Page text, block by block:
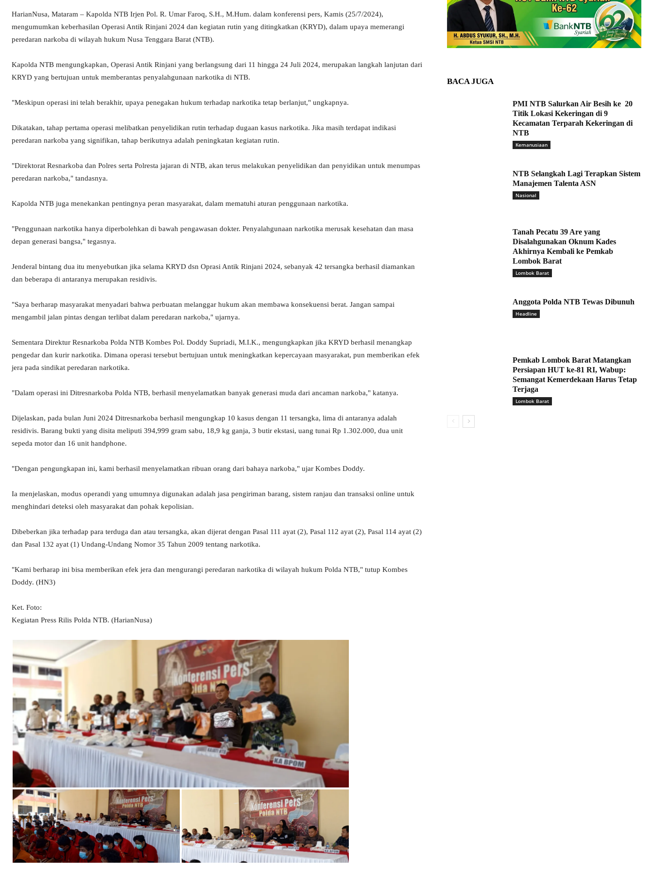
HarianNusa, Mataram – Kapolda NTB Irjen Pol. R. Umar Faroq, S.H., M.Hum. dalam konferensi pers, Kamis (25/7/2024),
mengumumkan keberhasilan Operasi Antik Rinjani 2024 dan kegiatan rutin yang ditingkatkan (KRYD), dalam upaya memerangi
peredaran narkoba di wilayah hukum Nusa Tenggara Barat (NTB).
Kapolda NTB mengungkapkan, Operasi Antik Rinjani yang berlangsung dari 11 hingga 24 Juli 2024, merupakan langkah lanjutan dari
KRYD yang bertujuan untuk memberantas penyalahgunaan narkotika di NTB.
"Meskipun operasi ini telah berakhir, upaya penegakan hukum terhadap narkotika tetap berlanjut," ungkapnya.
Dikatakan, tahap pertama operasi melibatkan penyelidikan rutin terhadap dugaan kasus narkotika. Jika masih terdapat indikasi
peredaran narkoba yang signifikan, tahap berikutnya adalah peningkatan kegiatan rutin.
"Direktorat Resnarkoba dan Polres serta Polresta jajaran di NTB, akan terus melakukan penyelidikan dan penyidikan untuk menumpas
peredaran narkoba," tandasnya.
Kapolda NTB juga menekankan pentingnya peran masyarakat, dalam mematuhi aturan penggunaan narkotika.
"Penggunaan narkotika hanya diperbolehkan di bawah pengawasan dokter. Penyalahgunaan narkotika merusak kesehatan dan masa
depan generasi bangsa," tegasnya.
Jenderal bintang dua itu menyebutkan jika selama KRYD dsn Oprasi Antik Rinjani 2024, sebanyak 42 tersangka berhasil diamankan
dan beberapa di antaranya merupakan residivis.
"Saya berharap masyarakat menyadari bahwa perbuatan melanggar hukum akan membawa konsekuensi berat. Jangan sampai
mengambil jalan pintas dengan terlibat dalam peredaran narkoba," ujarnya.
Sementara Direktur Resnarkoba Polda NTB Kombes Pol. Doddy Supriadi, M.I.K., mengungkapkan jika KRYD berhasil menangkap
pengedar dan kurir narkotika. Dimana operasi tersebut bertujuan untuk meningkatkan kepercayaan masyarakat, pun memberikan efek
jera pada sindikat peredaran narkotika.
"Dalam operasi ini Ditresnarkoba Polda NTB, berhasil menyelamatkan banyak generasi muda dari ancaman narkoba," katanya.
Dijelaskan, pada bulan Juni 2024 Ditresnarkoba berhasil mengungkap 10 kasus dengan 11 tersangka, lima di antaranya adalah
residivis. Barang bukti yang disita meliputi 394,999 gram sabu, 18,9 kg ganja, 3 butir ekstasi, uang tunai Rp 1.302.000, dua unit
sepeda motor dan 16 unit handphone.
"Dengan pengungkapan ini, kami berhasil menyelamatkan ribuan orang dari bahaya narkoba," ujar Kombes Doddy.
Ia menjelaskan, modus operandi yang umumnya digunakan adalah jasa pengiriman barang, sistem ranjau dan transaksi online untuk
menghindari deteksi oleh masyarakat dan pohak kepolisian.
Dibeberkan jika terhadap para terduga dan atau tersangka, akan dijerat dengan Pasal 111 ayat (2), Pasal 112 ayat (2), Pasal 114 ayat (2)
dan Pasal 132 ayat (1) Undang-Undang Nomor 35 Tahun 2009 tentang narkotika.
"Kami berharap ini bisa memberikan efek jera dan mengurangi peredaran narkotika di wilayah hukum Polda NTB," tutup Kombes
Doddy. (HN3)
Ket. Foto:
Kegiatan Press Rilis Polda NTB. (HarianNusa)
BACA JUGA
PMI NTB Salurkan Air Besih ke 20
Titik Lokasi Kekeringan di 9
Kecamatan Terparah Kekeringan di
NTB
Kemanusiaan
NTB Selangkah Lagi Terapkan Sistem
Manajemen Talenta ASN
Nasional
Tanah Pecatu 39 Are yang
Disalahgunakan Oknum Kades
Akhirnya Kembali ke Pemkab
Lombok Barat
Lombok Barat
Anggota Polda NTB Tewas Dibunuh
Headline
Pemkab Lombok Barat Matangkan
Persiapan HUT ke-81 RI, Wabup:
Semangat Kemerdekaan Harus Tetap
Terjaga
Lombok Barat